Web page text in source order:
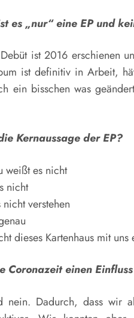
es „nur“ eine EP und
ist 2016 erschienen
ist definitiv in Arbeit,
ein bisschen was
Kernaussage der EP?
weißt es nicht
nicht
verstehen
dieses Kartenhaus mit uns
Coronazeit einen
nein. Dadurch, dass wir